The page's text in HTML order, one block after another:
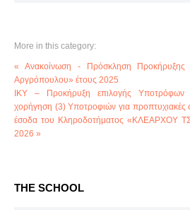
More in this category:
« Ανακοίνωση - Πρόσκληση Προκήρυξης
Αργρόπουλου» έτους 2025
ΙΚΥ – Προκήρυξη επιλογής Υποτρόφων
χορήγηση (3) Υποτροφιών για
έσοδα του Κληροδοτήματος «ΚΛΕΑΡΧΟΥ
2026 »
THE SCHOOL